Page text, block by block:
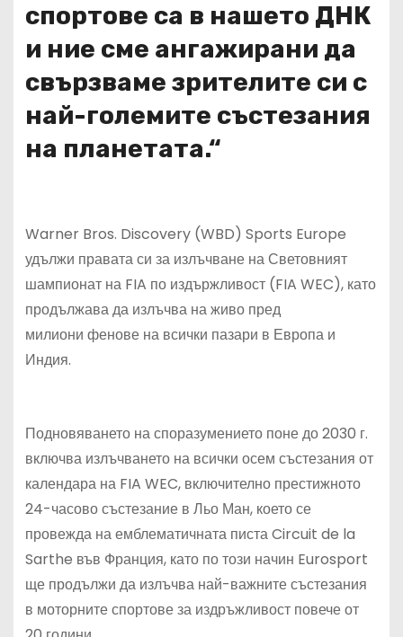
спортове са в нашето ДНК
и ние сме ангажирани да
свързваме зрителите си с
най-големите състезания
на планетата.“
Warner Bros. Discovery (WBD) Sports Europe
удължи правата си за излъчване наСветовният
шампионат на FIA по издържливост(FIA WEC), като
продължава да излъчва на живо пред
милиони фенове на всички пазари в Европа и
Индия.
Подновяването на споразумението поне до 2030 г.
включва излъчването на всички осем състезания от
календара на FIA WEC, включително престижното
24-часово състезание в Льо Ман, което се
провежда на емблематичната писта Circuit de la
Sarthe във Франция, като по този начин Eurosport
ще продължи да излъчва най-важните състезания
в моторните спортове за издръжливост повече от